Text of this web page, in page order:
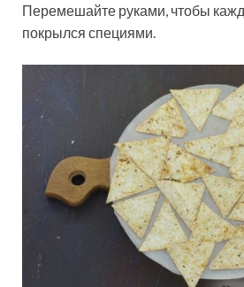
Перемешайте руками, чтобы
покрылся специями.